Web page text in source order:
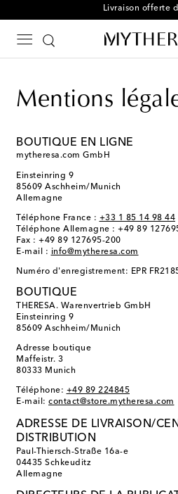
Mentions
BOUTIQUE EN LIGNE
mytheresa.com GmbH
Einsteinring 9
85609 Aschheim/Munich
Allemagne
Téléphone France : +33 1 85 14 98 44
Téléphone Allemagne : +49 89
Fax : +49 89 127695-200
E-mail : info@mytheresa.com
Numéro d'enregistrement: EPR
BOUTIQUE
THERESA. Warenvertrieb GmbH
Einsteinring 9
85609 Aschheim/Munich
Adresse boutique
Maffeistr. 3
80333 Munich
Téléphone: +49 89 224845
E-mail: contact@store.mytheresa.com
ADRESSE DE LIVRAISON/
DISTRIBUTION
Paul-Thiersch-Straße 16a-e
04435 Schkeuditz
Allemagne